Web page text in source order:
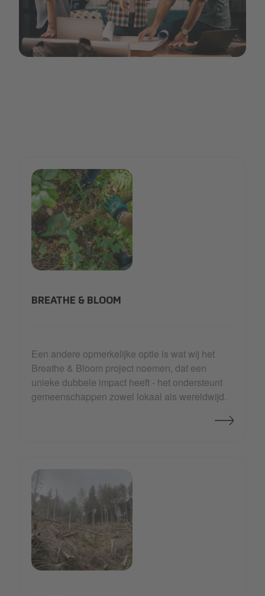
BREATHE & BLOOM
Een andere opmerkelijke optie is wat wij het
Breathe & Bloom project noemen, dat een
unieke dubbele impact heeft - het ondersteunt
gemeenschappen zowel lokaal als wereldwijd.